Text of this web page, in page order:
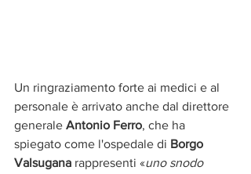
Un ringraziamento forte ai medici e al
personale è arrivato anche dal direttore
generale Antonio Ferro, che ha
spiegato come l'ospedale di Borgo
Valsugana rappresenti «uno snodo